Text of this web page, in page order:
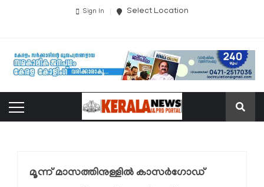
Sign In Select Location
മൂന്ന് മാസത്തിനുള്ളില്‍ കാസർഗോഡ്